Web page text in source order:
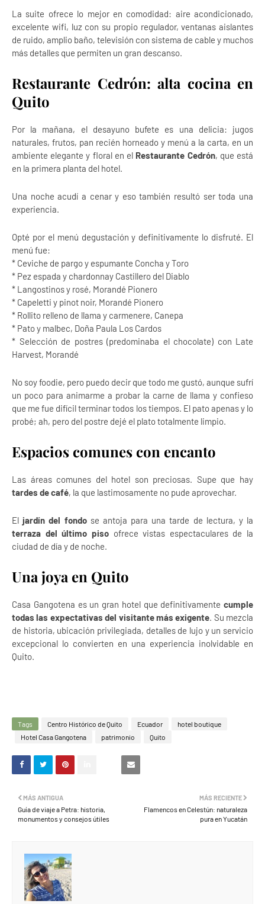
La suite ofrece lo mejor en comodidad: aire acondicionado,
excelente wifi, luz con su propio regulador, ventanas aislantes
de ruido, amplio baño, televisión con sistema de cable y muchos
más detalles que permiten un gran descanso.
Restaurante Cedrón: alta cocina en
Quito
Por la mañana, el desayuno bufete es una delicia: jugos
naturales, frutos, pan recién horneado y menú a la carta, en un
ambiente elegante y floral en el Restaurante Cedrón, que está
en la primera planta del hotel.
Una noche acudí a cenar y eso también resultó ser toda una
experiencia.
Opté por el menú degustación y definitivamente lo disfruté. El
menú fue:
* Ceviche de pargo y espumante Concha y Toro
* Pez espada y chardonnay Castillero del Diablo
* Langostinos y rosé, Morandé Pionero
* Capeletti y pinot noir, Morandé Pionero
* Rollito relleno de llama y carmenere, Canepa
* Pato y malbec, Doña Paula Los Cardos
* Selección de postres (predominaba el chocolate) con Late
Harvest, Morandé
No soy foodie, pero puedo decir que todo me gustó, aunque sufrí
un poco para animarme a probar la carne de llama y confieso
que me fue difícil terminar todos los tiempos. El pato apenas y lo
probé; ah, pero del postre dejé el plato totalmente limpio.
Espacios comunes con encanto
Las áreas comunes del hotel son preciosas. Supe que hay
tardes de café, la que lastimosamente no pude aprovechar.
Eljardín del fondose antoja para una tarde de lectura, y la
terraza del último pisoofrece vistas espectaculares de la
ciudad de día y de noche.
Una joya en Quito
Casa Gangotena es un gran hotel que definitivamente cumple
todas las expectativas del visitante más exigente. Su mezcla
de historia, ubicación privilegiada, detalles de lujo y un servicio
excepcional lo convierten en una experiencia inolvidable en
Quito.
Tags Centro Histórico de Quito Ecuador
hotel boutique
Hotel Casa Gangotena
patrimonio Quito
MÁS RECIENTE
Flamencos en Celestún: naturaleza
pura en Yucatán
MÁS ANTIGUA
Guía de viaje a Petra: historia,
monumentos y consejos útiles